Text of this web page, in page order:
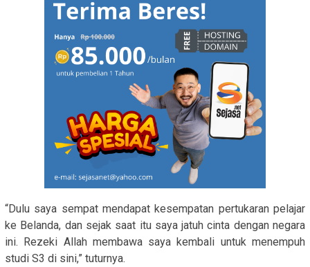
“Dulu saya sempat mendapat kesempatan pertukaran pelajar
ke Belanda, dan sejak saat itu saya jatuh cinta dengan negara
ini. Rezeki Allah membawa saya kembali untuk menempuh
studi S3 di sini,” tuturnya.